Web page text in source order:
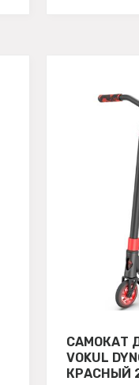
САМОКАТ
VOKUL
КРАСНЫЙ